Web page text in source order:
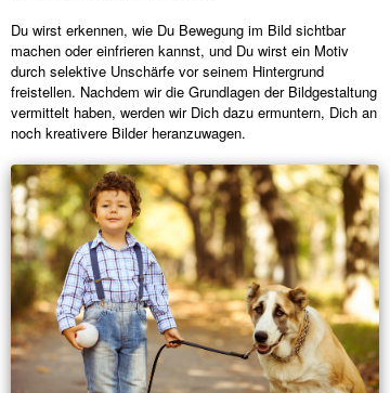
Du wirst erkennen, wie Du Bewegung im Bild sichtbar
machen oder einfrieren kannst, und Du wirst ein Motiv
durch selektive Unschärfe vor seinem Hintergrund
freistellen. Nachdem wir die Grundlagen der Bildgestaltung
vermittelt haben, werden wir Dich dazu ermuntern, Dich an
noch kreativere Bilder heranzuwagen.